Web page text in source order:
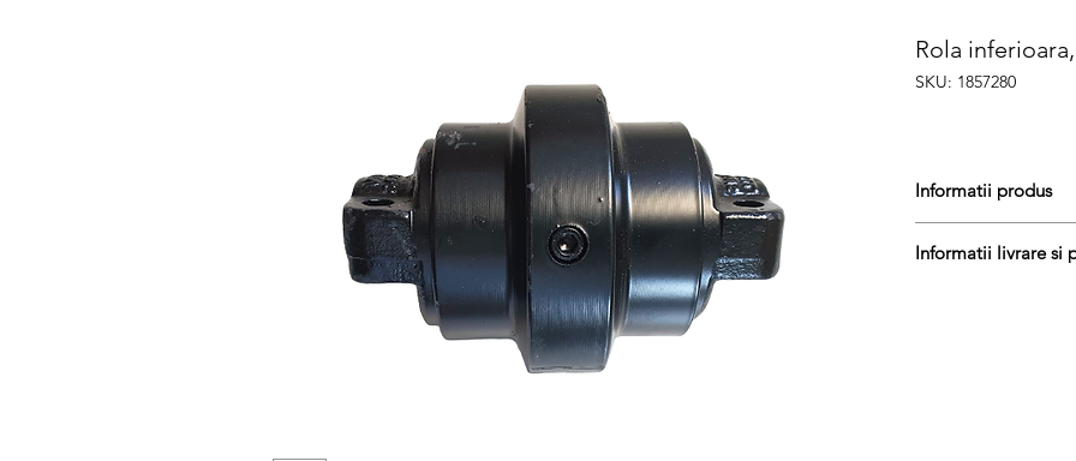
Rola
SKU: 1857280
Informatii produs
Disponibilitate : 5 - 7
Informatii livrare si